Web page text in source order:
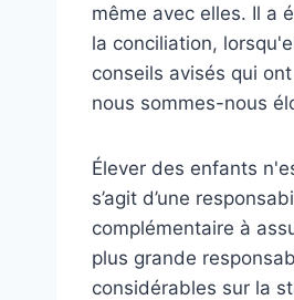
même avec elles. Il a
la conciliation,
conseils avisés qui
nous sommes-nous
Élever des enfants
s’agit d’une
complémentaire à
plus grande
considérables sur la